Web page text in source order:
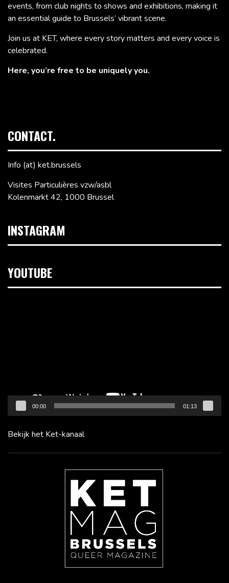
events, from club nights to shows and exhibitions, making it
an essential guide to Brussels’ vibrant scene.
Join us at KET, where every story matters and every voice is
celebrated.
Here, you’re free to be uniquely you.
CONTACT.
Info (at) ket.brussels
Visites Particulières vzw/asbl
Kolenmarkt 42, 1000 Brussel
INSTAGRAM
YOUTUBE
00:00 01:13
Bekijk het Ket-kanaal